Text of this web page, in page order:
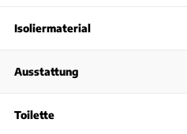
Isoliermaterial
Ausstattung
Toilette